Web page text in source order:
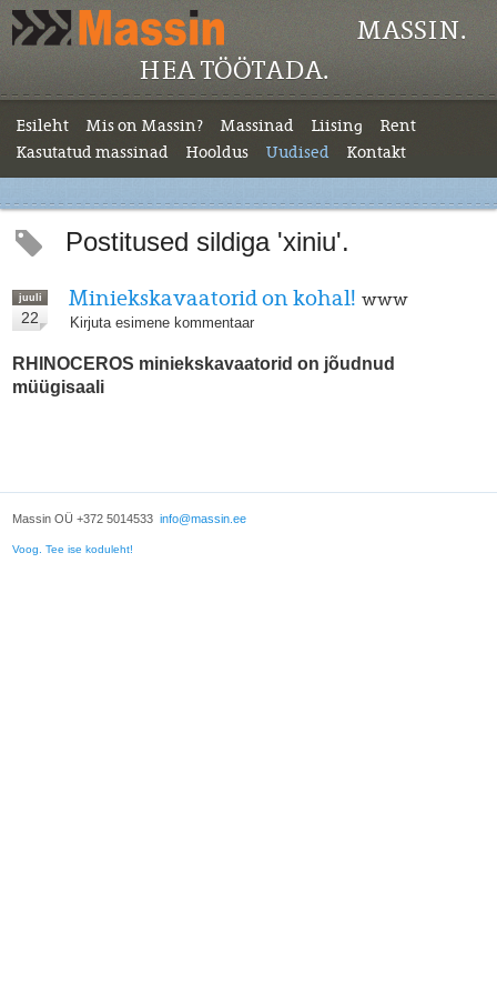
MASSIN.
HEA TÖÖTADA.
Esileht Mis on Massin? Massinad Liising
Rent
Kasutatud massinad
Hooldus Uudised Kontakt
Postitused sildiga 'xiniu'.
juuli
22
Miniekskavaatorid on kohal! www
Kirjuta esimene kommentaar
RHINOCEROS miniekskavaatorid on jõudnud
müügisaali
Massin OÜ +372 5014533 info@massin.ee
Voog. Tee ise koduleht!